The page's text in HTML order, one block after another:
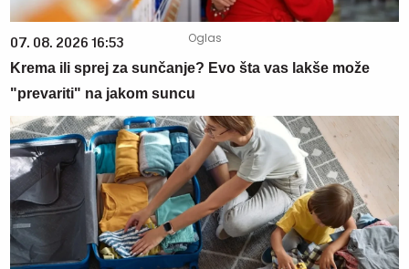
07. 08. 2026 16:53
Krema ili sprej za sunčanje? Evo šta vas lakše može
"prevariti" na jakom suncu